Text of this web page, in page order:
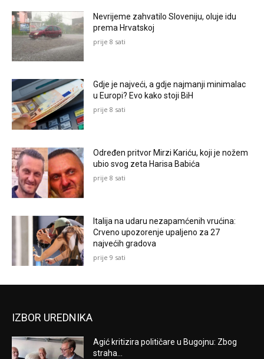
Nevrijeme zahvatilo Sloveniju, oluje idu
prema Hrvatskoj
prije 8 sati
Gdje je najveći, a gdje najmanji minimalac
u Europi? Evo kako stoji BiH
prije 8 sati
Određen pritvor Mirzi Kariću, koji je nožem
ubio svog zeta Harisa Babića
prije 8 sati
Italija na udaru nezapamćenih vrućina:
Crveno upozorenje upaljeno za 27
najvećih gradova
prije 9 sati
IZBOR UREDNIKA
Agić kritizira političare u Bugojnu: Zbog
straha...